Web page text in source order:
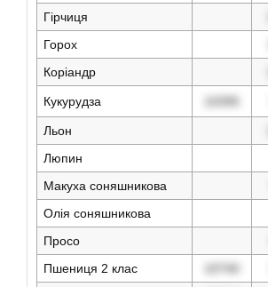
Гірчиця
Горох
Коріандр
Кукурудза 10395
Льон
Люпин
Макуха соняшникова
Олія соняшникова
Просо
Пшениця 2 клас
10740